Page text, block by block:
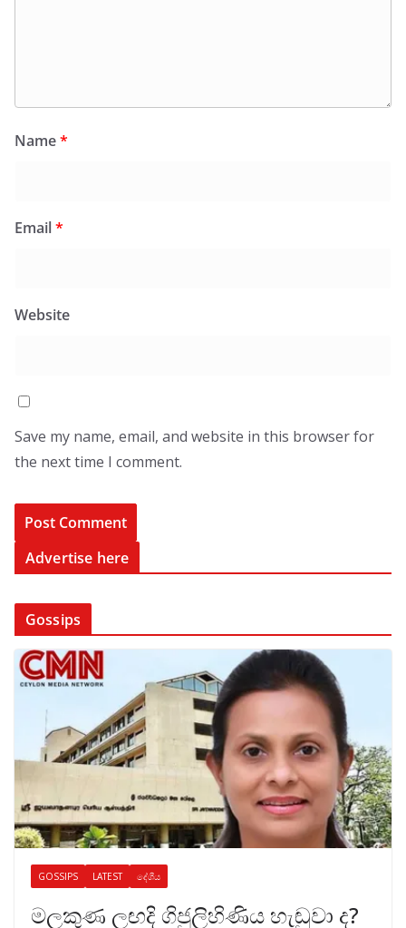
Name*
Email*
Website
Save my name, email, and website in this browser for
the next time I comment.
Advertise here
Gossips
GOSSIPS LATEST දේශීය
මලකුණ ලඟදි ගිජුලිහිණිය හැඬුවා ද?